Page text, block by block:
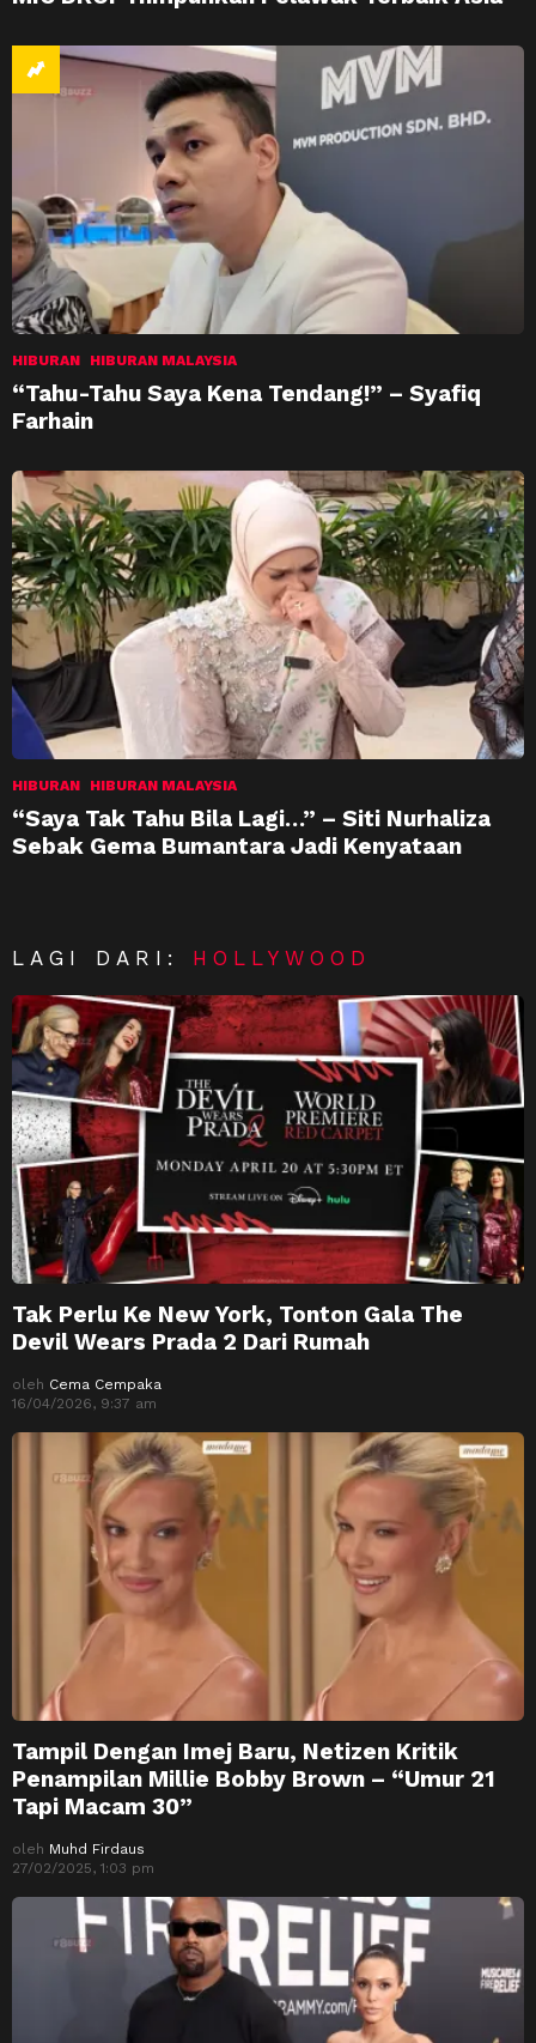
HIBURAN HIBURAN MALAYSIA
“Tahu-Tahu Saya Kena Tendang!” – Syafiq
Farhain
HIBURAN HIBURAN MALAYSIA
“Saya Tak Tahu Bila Lagi…” – Siti Nurhaliza
Sebak Gema Bumantara Jadi Kenyataan
LAGI DARI: HOLLYWOOD
Tak Perlu Ke New York, Tonton Gala The
Devil Wears Prada 2 Dari Rumah
oleh Cema Cempaka
16/04/2026, 9:37 am
Tampil Dengan Imej Baru, Netizen Kritik
Penampilan Millie Bobby Brown – “Umur 21
Tapi Macam 30”
oleh Muhd Firdaus
27/02/2025, 1:03 pm